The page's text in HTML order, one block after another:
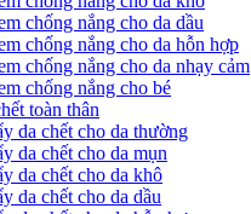
chống nắng cho da dầu
chống nắng cho da hỗn hợp
chống nắng cho da nhạy cảm
chống nắng cho bé
toàn thân
da chết cho da thường
da chết cho da mụn
da chết cho da khô
da chết cho da dầu